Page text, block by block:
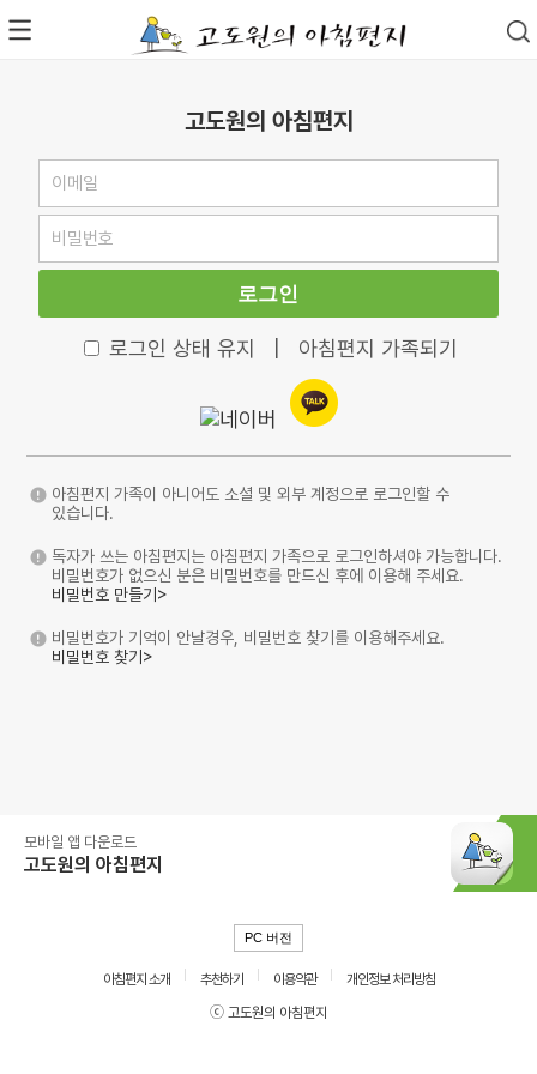
고도원의 아침편지
로그인
로그인 상태 유지 아침편지 가족되기
아침편지 가족이 아니어도 소셜 및 외부 계정으로 로그인할 수
있습니다.
독자가 쓰는 아침편지는 아침편지 가족으로 로그인하셔야 가능합니다.
비밀번호가 없으신 분은 비밀번호를 만드신 후에 이용해 주세요.
비밀번호 만들기>
비밀번호가 기억이 안날경우, 비밀번호 찾기를 이용해주세요.
비밀번호 찾기>
모바일 앱 다운로드
고도원의 아침편지
PC 버전
아침편지 소개 추천하기 이용약관
개인정보 처리방침
ⓒ 고도원의 아침편지